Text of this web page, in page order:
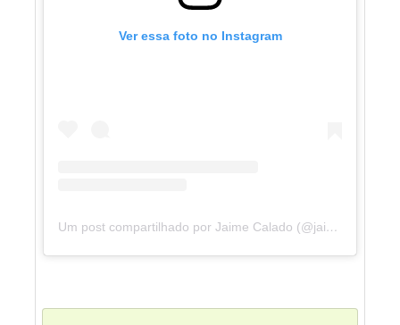
Ver essa foto no Instagram
Um post compartilhado por Jaime Calado (@jaimecaladooficial)